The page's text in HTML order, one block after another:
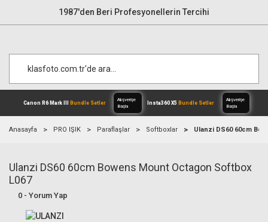
1987'den Beri Profesyonellerin Tercihi
Canon R6 Mark IIIBundle Setler
Alışverişe
Anasayfa PRO IŞIK Paraflaşlar Softboxlar Ulanzi DS60 60cm
Ulanzi DS60 60cm Bowens Mount Octagon Softbox
L067
0 - Yorum Yap